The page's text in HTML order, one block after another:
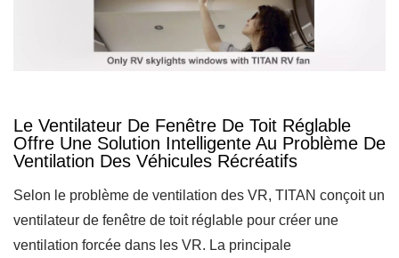
Le Ventilateur De Fenêtre De Toit Réglable
Offre Une Solution Intelligente Au Problème De
Ventilation Des Véhicules Récréatifs
Selon le problème de ventilation des VR, TITAN conçoit un
ventilateur de fenêtre de toit réglable pour créer une
ventilation forcée dans les VR. La principale